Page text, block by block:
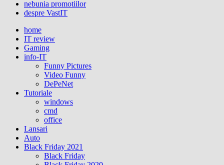
nebunia promotiilor
despre VastIT
home
IT review
Gaming
info-IT
Funny Pictures
Video Funny
DePeNet
Tutoriale
windows
cmd
office
Lansari
Auto
Black Friday 2021
Black Friday